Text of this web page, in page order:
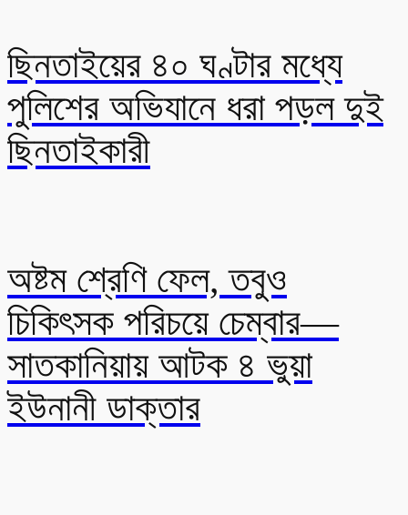
ছিনতাইয়ের ৪০ ঘণ্টার মধ্যে
পুলিশের অভিযানে ধরা পড়ল দুই
ছিনতাইকারী
অষ্টম শ্রেণি ফেল, তবুও
চিকিৎসক পরিচয়ে চেম্বার—
সাতকানিয়ায় আটক ৪ ভুয়া
ইউনানী ডাক্তার